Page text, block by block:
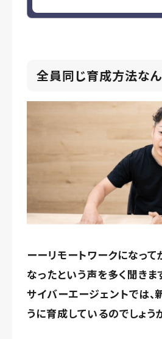
全員同じ育成方法な
ーーリモートワークになって
なったという声を多く聞きま
サイバーエージェントでは
うに育成しているのでしょう